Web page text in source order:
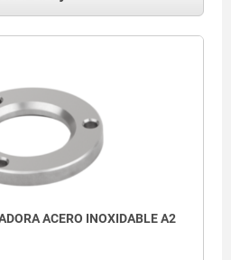
ACERO INOXIDABLE A2